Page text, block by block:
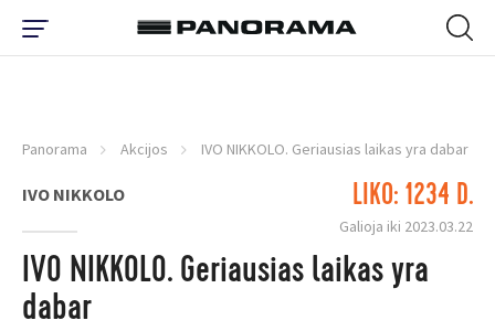
Panorama Akcijos IVO NIKKOLO. Geriausias laikas yra dabar
IVO NIKKOLO LIKO: 1234 D.
Galioja iki 2023.03.22
IVO NIKKOLO. Geriausias laikas yra
dabar